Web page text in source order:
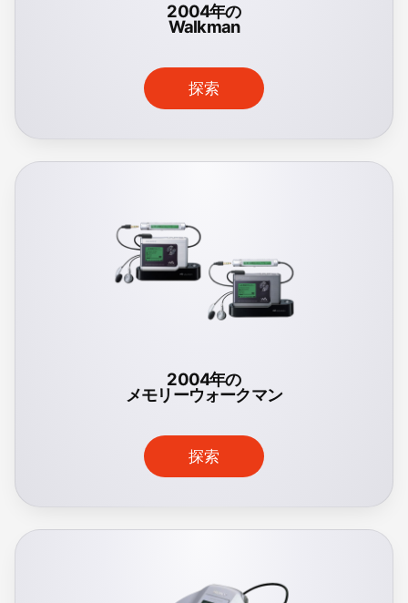
2004年の
Walkman
探索
2004年の
メモリーウォークマン
探索